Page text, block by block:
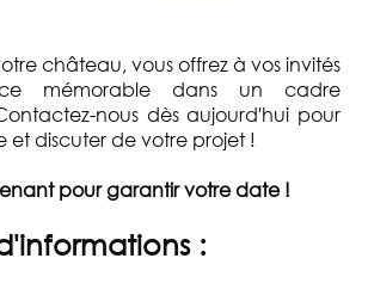
château, vous offrez à vos invités
mémorable dans un cadre
nous dès aujourd'hui pour
et discuter de votre projet !
pour garantir votre date !
: